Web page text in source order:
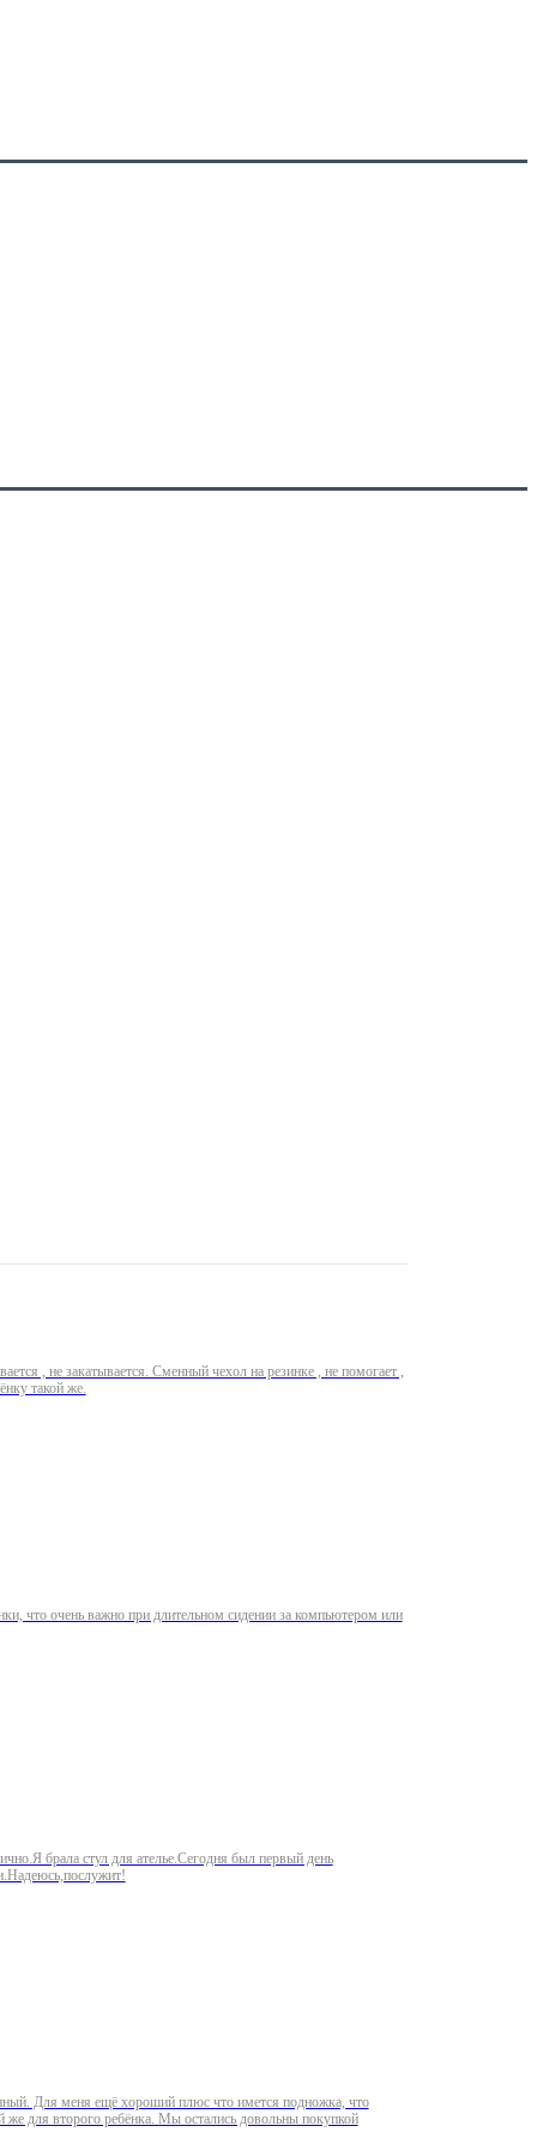
, не закатывается. Сменный чехол на резинке , не помогает ,
использования как новый. Купили второму ребёнку такой же.
что очень важно при длительном сидении за компьютером или
брала стул для ателье.Сегодня был первый день
Для меня ещё хороший плюс что имется подножка, что
же для второго ребёнка. Мы остались довольны покупкой